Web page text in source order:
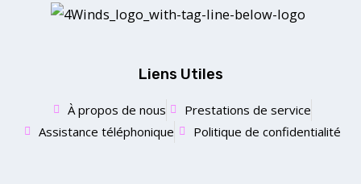
Liens Utiles
À propos de nous
Prestations de service
Assistance téléphonique
Politique de confidentialité